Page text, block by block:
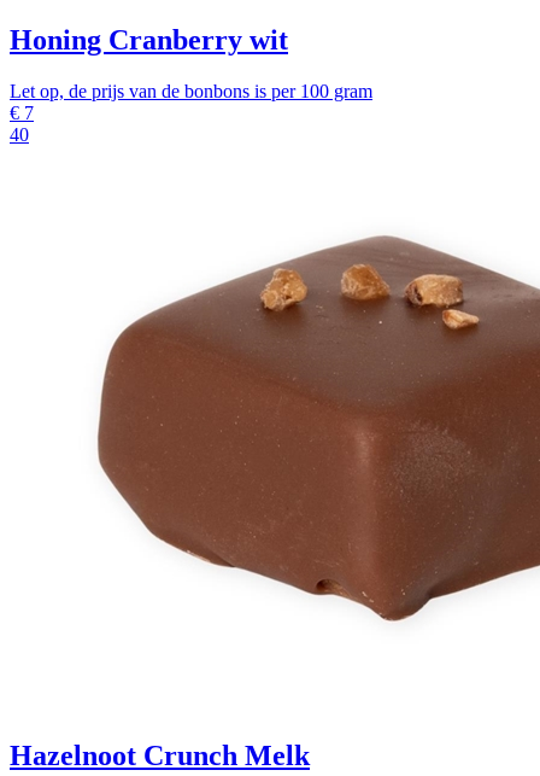
Honing Cranberry wit
Let op, de prijs van de bonbons is per 100 gram
€ 7
40
Hazelnoot Crunch Melk